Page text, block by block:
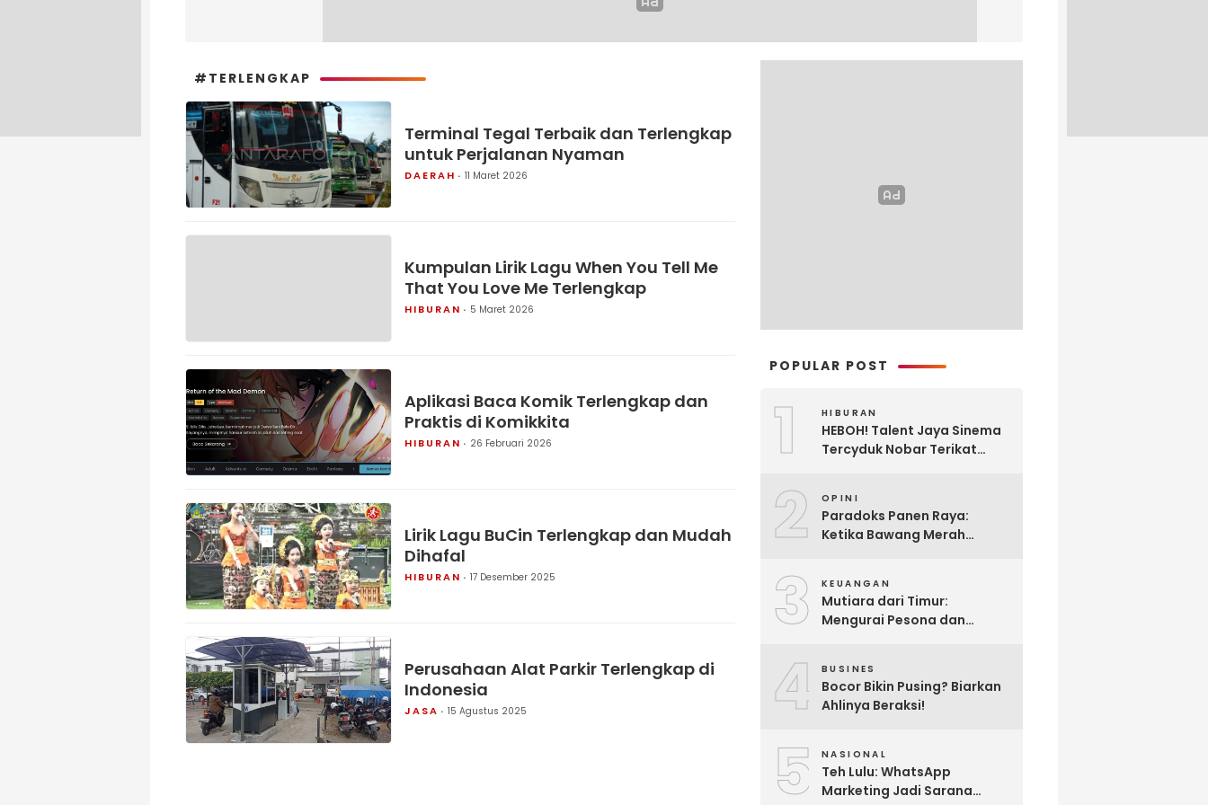
#TERLENGKAP
Terminal Tegal Terbaik dan Terlengkap
untuk Perjalanan Nyaman
DAERAH 11 Maret 2026
Kumpulan Lirik Lagu When You Tell Me
That You Love Me Terlengkap
HIBURAN 5 Maret 2026
Aplikasi Baca Komik Terlengkap dan
Praktis di Komikkita
HIBURAN 26 Februari 2026
Lirik Lagu BuCin Terlengkap dan Mudah
Dihafal
HIBURAN 17 Desember 2025
Perusahaan Alat Parkir Terlengkap di
Indonesia
JASA 15 Agustus 2025
POPULAR POST
1 HIBURAN
HEBOH! Talent Jaya Sinema
Tercyduk Nobar Terikat
2 OPINI
Paradoks Panen Raya:
Ketika Bawang Merah
3 KEUANGAN
Mutiara dari Timur:
Mengurai Pesona dan
4 BUSINES
Bocor Bikin Pusing? Biarkan
Ahlinya Beraksi!
5 NASIONAL
Teh Lulu: WhatsApp
Marketing Jadi Sarana